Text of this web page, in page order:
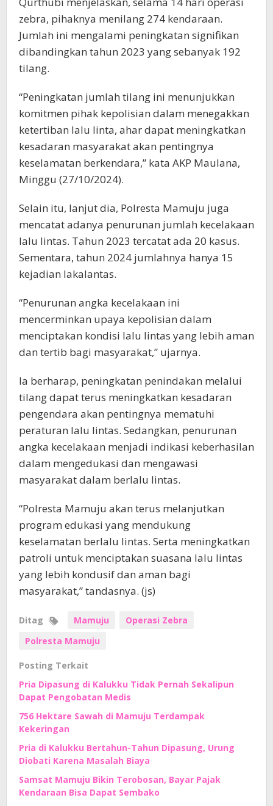
zebra, pihaknya menilang 274 kendaraan.
Jumlah ini mengalami peningkatan signifikan
dibandingkan tahun 2023 yang sebanyak 192
tilang.
“Peningkatan jumlah tilang ini menunjukkan
komitmen pihak kepolisian dalam menegakkan
ketertiban lalu linta, ahar dapat meningkatkan
kesadaran masyarakat akan pentingnya
keselamatan berkendara,” kata AKP Maulana,
Minggu (27/10/2024).
Selain itu, lanjut dia, Polresta Mamuju juga
mencatat adanya penurunan jumlah kecelakaan
lalu lintas. Tahun 2023 tercatat ada 20 kasus.
Sementara, tahun 2024 jumlahnya hanya 15
kejadian lakalantas.
“Penurunan angka kecelakaan ini
mencerminkan upaya kepolisian dalam
menciptakan kondisi lalu lintas yang lebih aman
dan tertib bagi masyarakat,” ujarnya.
Ia berharap, peningkatan penindakan melalui
tilang dapat terus meningkatkan kesadaran
pengendara akan pentingnya mematuhi
peraturan lalu lintas. Sedangkan, penurunan
angka kecelakaan menjadi indikasi keberhasilan
dalam mengedukasi dan mengawasi
masyarakat dalam berlalu lintas.
“Polresta Mamuju akan terus melanjutkan
program edukasi yang mendukung
keselamatan berlalu lintas. Serta meningkatkan
patroli untuk menciptakan suasana lalu lintas
yang lebih kondusif dan aman bagi
masyarakat,” tandasnya. (js)
Ditag Mamuju
Operasi Zebra
Polresta Mamuju
Posting Terkait
Pria Dipasung di Kalukku Tidak Pernah Sekalipun
Dapat Pengobatan Medis
756 Hektare Sawah di Mamuju Terdampak
Kekeringan
Pria di Kalukku Bertahun-Tahun Dipasung, Urung
Diobati Karena Masalah Biaya
Samsat Mamuju Bikin Terobosan, Bayar Pajak
Kendaraan Bisa Dapat Sembako